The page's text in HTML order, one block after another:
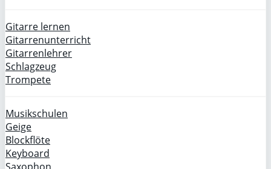
Gitarre lernen
Gitarrenunterricht
Gitarrenlehrer
Schlagzeug
Trompete
Musikschulen
Geige
Blockflöte
Keyboard